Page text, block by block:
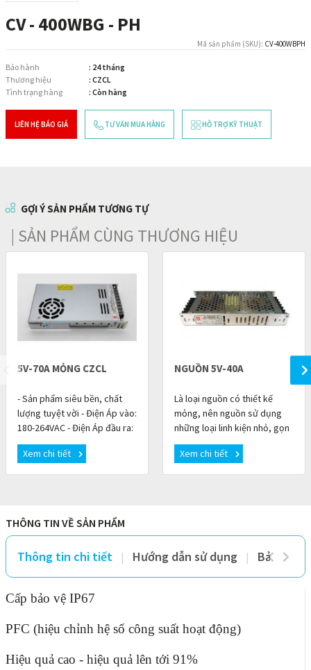
CV - 400WBG - PH
Mã sản phẩm (SKU): CV-400WBPH
Bảo hành
: 24 tháng
Thương hiệu
: CZCL
Tình trạng hàng
: Còn hàng
LIÊN HỆ BÁO GIÁ TƯ VẤN MUA HÀNG HỖ TRỢ KỸ THUẬT
GỢI Ý SẢN PHẨM TƯƠNG TỰ
| SẢN PHẨM CÙNG THƯƠNG HIỆU
5V-70A MỎNG CZCL
- Sản phẩm siêu bền, chất
lượng tuyệt vời - Điện Áp vào:
180-264VAC - Điện Áp đầu ra:
DC 5 V - Dòng điện ra: 0 ~ 62A
- Tỏa nhiệt ít.
Xem chi tiết
NGUỒN 5V-40A
Là loại nguồn có thiết kế
mỏng, nên nguồn sử dụng
những loại linh kiện nhỏ, gọn
mà vẫn mang lại công suất
tương ứng bộ nguồn có kích
thước 2,3 lần so
Xem chi tiết
THÔNG TIN VỀ SẢN PHẨM
Thông tin chi tiết Hướng dẫn sử dụng Bảo
Cấp bảo vệ IP67
PFC (hiệu chỉnh hệ số công suất hoạt động)
Hiệu quả cao - hiệu quả lên tới 91%